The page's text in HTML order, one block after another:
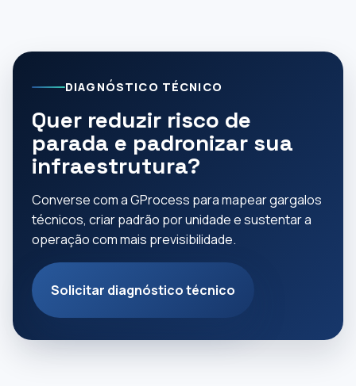
DIAGNÓSTICO TÉCNICO
Quer reduzir risco de
parada e padronizar sua
infraestrutura?
Converse com a GProcess para mapear gargalos
técnicos, criar padrão por unidade e sustentar a
operação com mais previsibilidade.
Solicitar diagnóstico técnico